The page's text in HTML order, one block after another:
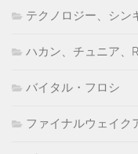
テクノロジー、シン
ハカン、チュニア、
バイタル・フロシ
ファイナルウェイク